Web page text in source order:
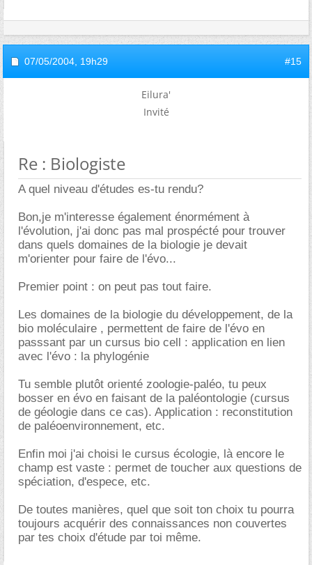
07/05/2004, 19h29 #15
Eilura'
Invité
Re : Biologiste
A quel niveau d'études es-tu rendu?
Bon,je m'interesse également énormément à
l'évolution, j'ai donc pas mal prospécté pour trouver
dans quels domaines de la biologie je devait
m'orienter pour faire de l'évo...
Premier point : on peut pas tout faire.
Les domaines de la biologie du développement, de la
bio moléculaire , permettent de faire de l'évo en
passsant par un cursus bio cell : application en lien
avec l'évo : la phylogénie
Tu semble plutôt orienté zoologie-paléo, tu peux
bosser en évo en faisant de la paléontologie (cursus
de géologie dans ce cas). Application : reconstitution
de paléoenvironnement, etc.
Enfin moi j'ai choisi le cursus écologie, là encore le
champ est vaste : permet de toucher aux questions de
spéciation, d'espece, etc.
De toutes manières, quel que soit ton choix tu pourra
toujours acquérir des connaissances non couvertes
par tes choix d'étude par toi même.